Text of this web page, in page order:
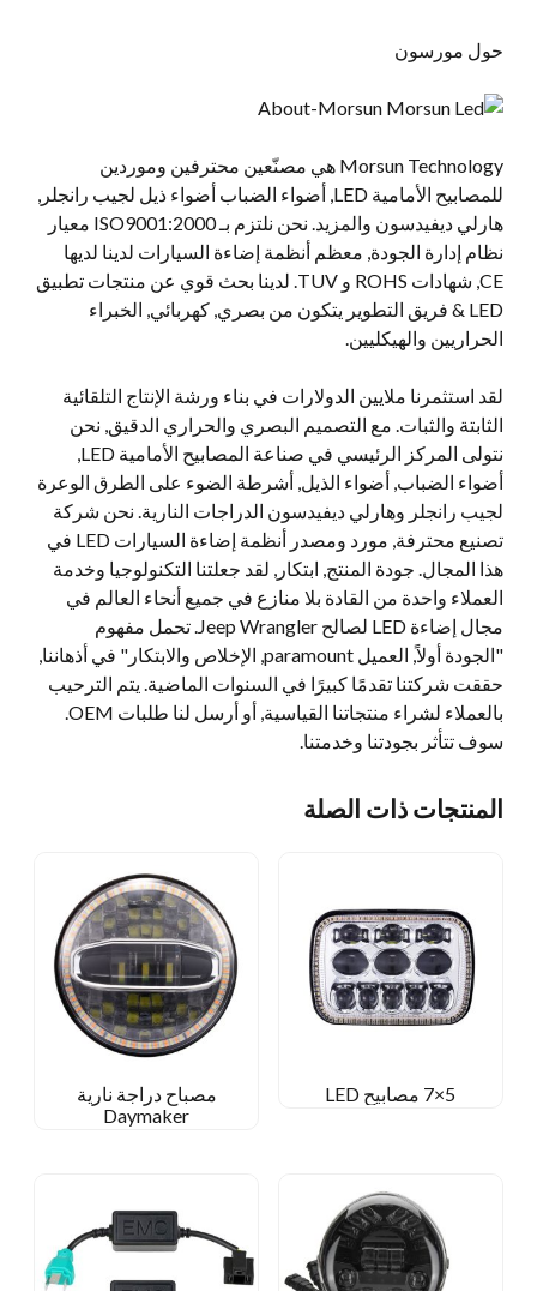
حول مورسون
Morsun Technology هي مصنّعين محترفين وموردين
للمصابيح الأمامية LED, أضواء الضباب أضواء ذيل لجيب رانجلر,
هارلي ديفيدسون والمزيد. نحن نلتزم بـ ISO9001:2000 معيار
نظام إدارة الجودة, معظم أنظمة إضاءة السيارات لدينا لديها
CE, شهادات ROHS و TUV. لدينا بحث قوي عن منتجات تطبيق
LED & فريق التطوير يتكون من بصري, كهربائي, الخبراء
الحراريين والهيكليين.
لقد استثمرنا ملايين الدولارات في بناء ورشة الإنتاج التلقائية
الثابتة والثبات. مع التصميم البصري والحراري الدقيق, نحن
نتولى المركز الرئيسي في صناعة المصابيح الأمامية LED,
أضواء الضباب, أضواء الذيل, أشرطة الضوء على الطرق الوعرة
لجيب رانجلر وهارلي ديفيدسون الدراجات النارية. نحن شركة
تصنيع محترفة, مورد ومصدر أنظمة إضاءة السيارات LED في
هذا المجال. جودة المنتج, ابتكار, لقد جعلتنا التكنولوجيا وخدمة
العملاء واحدة من القادة بلا منازع في جميع أنحاء العالم في
مجال إضاءة LED لصالح Jeep Wrangler. تحمل مفهوم
"الجودة أولاً, العميل paramount, الإخلاص والابتكار" في أذهاننا,
حققت شركتنا تقدمًا كبيرًا في السنوات الماضية. يتم الترحيب
بالعملاء لشراء منتجاتنا القياسية, أو أرسل لنا طلبات OEM.
سوف تتأثر بجودتنا وخدمتنا.
المنتجات ذات الصلة
مصباح دراجة نارية
Daymaker
5×7 مصابيح LED